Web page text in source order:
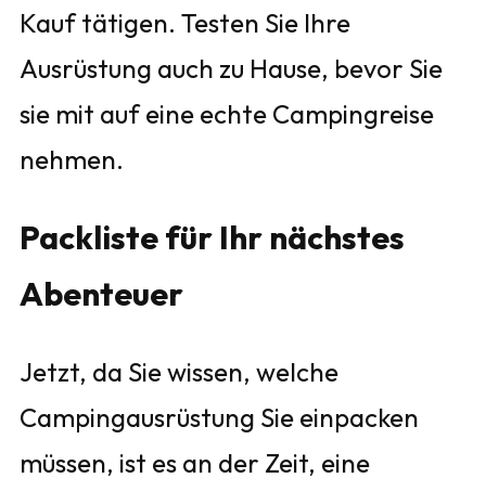
Kauf tätigen. Testen Sie Ihre
Ausrüstung auch zu Hause, bevor Sie
sie mit auf eine echte Campingreise
nehmen.
Packliste für Ihr nächstes
Abenteuer
Jetzt, da Sie wissen, welche
Campingausrüstung Sie einpacken
müssen, ist es an der Zeit, eine